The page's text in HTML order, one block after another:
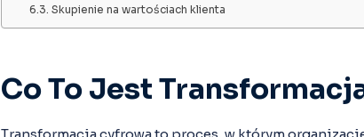
Skupienie na wartościach klienta
Co To Jest